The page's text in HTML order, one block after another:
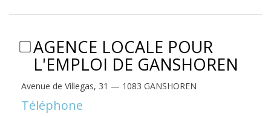
AGENCE LOCALE POUR
L'EMPLOI DE GANSHOREN
Avenue de Villegas, 31 — 1083 GANSHOREN
Téléphone